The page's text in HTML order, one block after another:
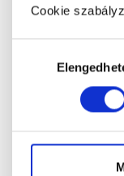
Cookie
kiválasztása